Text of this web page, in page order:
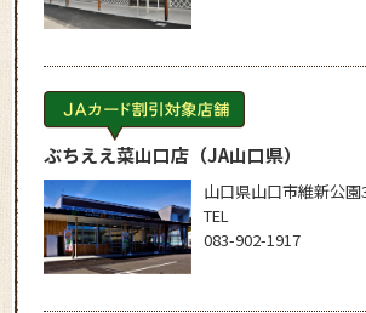
ぶちええ菜山口店（JA山口県）
山口県山口市維新公園
TEL
083-902-1917